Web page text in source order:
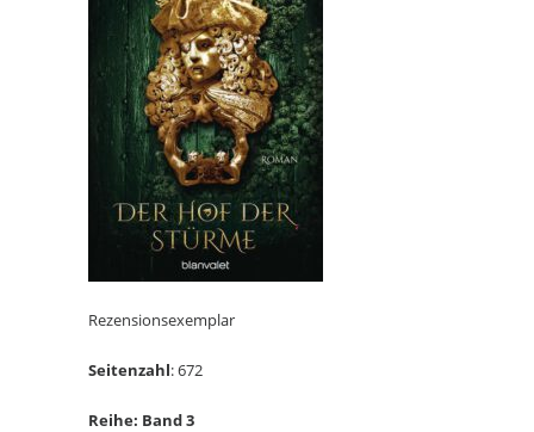
Rezensionsexemplar
Seitenzahl: 672
Reihe: Band 3